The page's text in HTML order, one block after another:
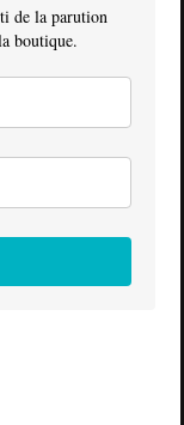
de la parution
boutique.